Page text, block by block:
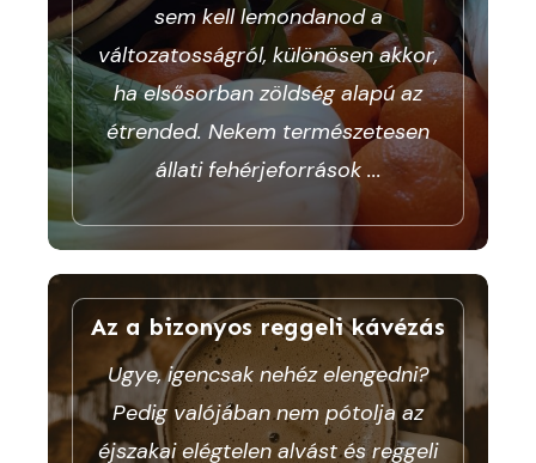
sem kell lemondanod a
változatosságról, különösen akkor,
ha elsősorban zöldség alapú az
étrended. Nekem természetesen
állati fehérjeforrások ...
Az a bizonyos reggeli kávézás
Ugye, igencsak nehéz elengedni?
Pedig valójában nem pótolja az
éjszakai elégtelen alvást és reggeli